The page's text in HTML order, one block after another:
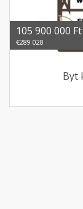
105 900 000 Ft
€289 028
Byt